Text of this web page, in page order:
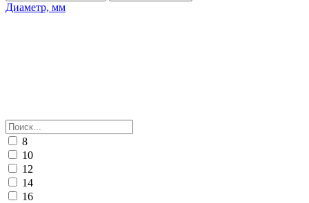
Диаметр, мм
8
10
12
14
16